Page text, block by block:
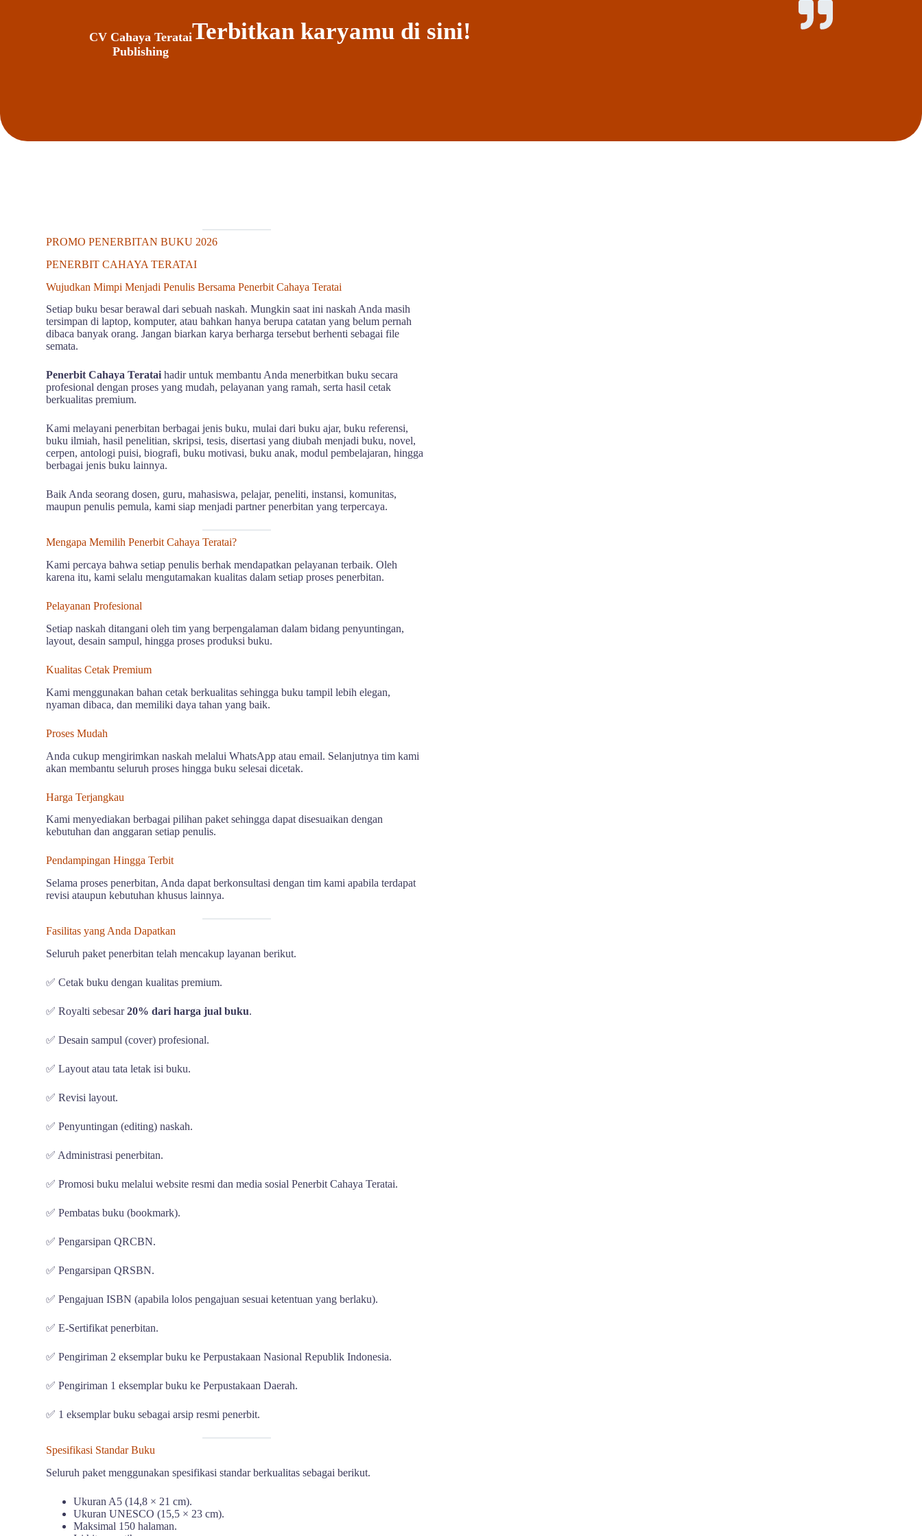
CV Cahaya Teratai
Publishing
Terbitkan karyamu di sini!
PROMO PENERBITAN BUKU 2026
PENERBIT CAHAYA TERATAI
Wujudkan Mimpi Menjadi Penulis Bersama Penerbit Cahaya Teratai
Setiap buku besar berawal dari sebuah naskah. Mungkin saat ini naskah Anda masih
tersimpan di laptop, komputer, atau bahkan hanya berupa catatan yang belum pernah
dibaca banyak orang. Jangan biarkan karya berharga tersebut berhenti sebagai file
semata.
Penerbit Cahaya Teratai hadir untuk membantu Anda menerbitkan buku secara
profesional dengan proses yang mudah, pelayanan yang ramah, serta hasil cetak
berkualitas premium.
Kami melayani penerbitan berbagai jenis buku, mulai dari buku ajar, buku referensi,
buku ilmiah, hasil penelitian, skripsi, tesis, disertasi yang diubah menjadi buku, novel,
cerpen, antologi puisi, biografi, buku motivasi, buku anak, modul pembelajaran, hingga
berbagai jenis buku lainnya.
Baik Anda seorang dosen, guru, mahasiswa, pelajar, peneliti, instansi, komunitas,
maupun penulis pemula, kami siap menjadi partner penerbitan yang terpercaya.
Mengapa Memilih Penerbit Cahaya Teratai?
Kami percaya bahwa setiap penulis berhak mendapatkan pelayanan terbaik. Oleh
karena itu, kami selalu mengutamakan kualitas dalam setiap proses penerbitan.
Pelayanan Profesional
Setiap naskah ditangani oleh tim yang berpengalaman dalam bidang penyuntingan,
layout, desain sampul, hingga proses produksi buku.
Kualitas Cetak Premium
Kami menggunakan bahan cetak berkualitas sehingga buku tampil lebih elegan,
nyaman dibaca, dan memiliki daya tahan yang baik.
Proses Mudah
Anda cukup mengirimkan naskah melalui WhatsApp atau email. Selanjutnya tim kami
akan membantu seluruh proses hingga buku selesai dicetak.
Harga Terjangkau
Kami menyediakan berbagai pilihan paket sehingga dapat disesuaikan dengan
kebutuhan dan anggaran setiap penulis.
Pendampingan Hingga Terbit
Selama proses penerbitan, Anda dapat berkonsultasi dengan tim kami apabila terdapat
revisi ataupun kebutuhan khusus lainnya.
Fasilitas yang Anda Dapatkan
Seluruh paket penerbitan telah mencakup layanan berikut.
✅ Cetak buku dengan kualitas premium.
✅ Royalti sebesar20% dari harga jual buku.
✅ Desain sampul (cover) profesional.
✅ Layout atau tata letak isi buku.
✅ Revisi layout.
✅ Penyuntingan (editing) naskah.
✅ Administrasi penerbitan.
✅ Promosi buku melalui website resmi dan media sosial Penerbit Cahaya Teratai.
✅ Pembatas buku (bookmark).
✅ Pengarsipan QRCBN.
✅ Pengarsipan QRSBN.
✅ Pengajuan ISBN (apabila lolos pengajuan sesuai ketentuan yang berlaku).
✅ E-Sertifikat penerbitan.
✅ Pengiriman 2 eksemplar buku ke Perpustakaan Nasional Republik Indonesia.
✅ Pengiriman 1 eksemplar buku ke Perpustakaan Daerah.
✅ 1 eksemplar buku sebagai arsip resmi penerbit.
Spesifikasi Standar Buku
Seluruh paket menggunakan spesifikasi standar berkualitas sebagai berikut.
Ukuran A5 (14,8 × 21 cm).
Ukuran UNESCO (15,5 × 23 cm).
Maksimal 150 halaman.